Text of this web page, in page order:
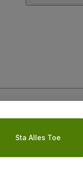
Sta Alles Toe